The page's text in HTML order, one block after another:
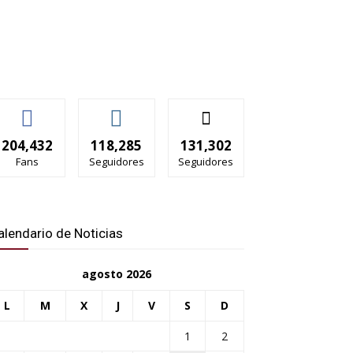
204,432
Fans
118,285
Seguidores
131,302
Seguidores
de Noticias
agosto 2026
L M X J V S D
1 2